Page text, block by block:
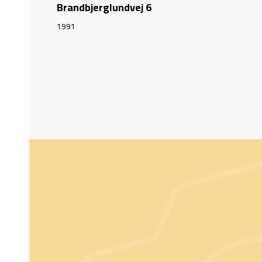
Brandbjerglundvej 6
1991